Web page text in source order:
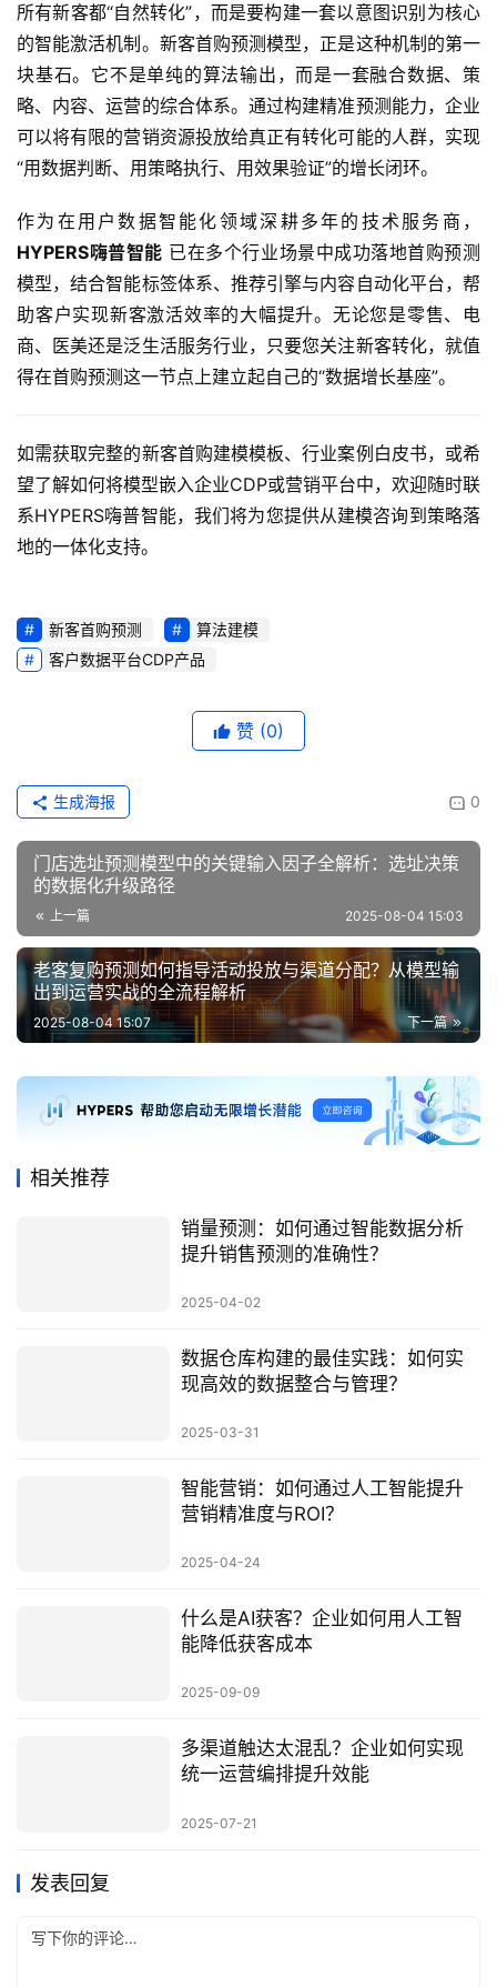
所有新客都“自然转化”，而是要构建一套以意图识别为核心
的智能激活机制。新客首购预测模型，正是这种机制的第一
块基石。它不是单纯的算法输出，而是一套融合数据、策
略、内容、运营的综合体系。通过构建精准预测能力，企业
可以将有限的营销资源投放给真正有转化可能的人群，实现
“用数据判断、用策略执行、用效果验证”的增长闭环。
作为在用户数据智能化领域深耕多年的技术服务商，
HYPERS嗨普智能 已在多个行业场景中成功落地首购预测
模型，结合智能标签体系、推荐引擎与内容自动化平台，帮
助客户实现新客激活效率的大幅提升。无论您是零售、电
商、医美还是泛生活服务行业，只要您关注新客转化，就值
得在首购预测这一节点上建立起自己的“数据增长基座”。
如需获取完整的新客首购建模模板、行业案例白皮书，或希
望了解如何将模型嵌入企业CDP或营销平台中，欢迎随时联
系HYPERS嗨普智能，我们将为您提供从建模咨询到策略落
地的一体化支持。
新客首购预测
算法建模
客户数据平台CDP产品
赞 (0)
0
生成海报
门店选址预测模型中的关键输入因子全解析：选址决策
的数据化升级路径
上一篇 2025-08-04 15:03
老客复购预测如何指导活动投放与渠道分配？从模型输
出到运营实战的全流程解析
下一篇
2025-08-04 15:07
相关推荐
销量预测：如何通过智能数据分析
提升销售预测的准确性？
2025-04-02
数据仓库构建的最佳实践：如何实
现高效的数据整合与管理？
2025-03-31
智能营销：如何通过人工智能提升
营销精准度与ROI？
2025-04-24
什么是AI获客？企业如何用人工智
能降低获客成本
2025-09-09
多渠道触达太混乱？企业如何实现
统一运营编排提升效能
2025-07-21
发表回复